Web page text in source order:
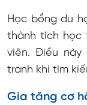
Học bổng du
thành tích học
viên. Điều này
tranh khi tìm
Gia tăng cơ